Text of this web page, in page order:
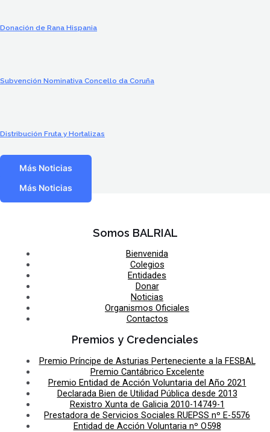
Donación de Rana Hispania
Subvención Nominativa Concello da Coruña
Distribución Fruta y Hortalizas
Más Noticias
Más Noticias
Somos BALRIAL
Bienvenida
Colegios
Entidades
Donar
Noticias
Organismos Oficiales
Contactos
Premios y Credenciales
Premio Príncipe de Asturias Perteneciente a la FESBAL
Premio Cantábrico Excelente
Premio Entidad de Acción Voluntaria del Año 2021
Declarada Bien de Utilidad Pública desde 2013
Rexistro Xunta de Galicia 2010-14749-1
Prestadora de Servicios Sociales RUEPSS nº E-5576
Entidad de Acción Voluntaria nº O598